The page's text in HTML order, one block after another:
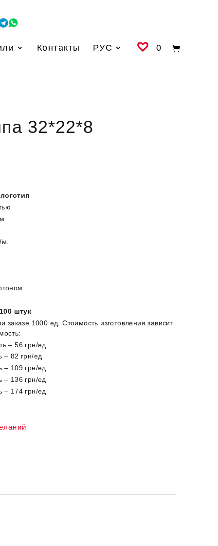
Контакты РУС 0
32*22*8
м.
штук
заказе 1000 ед. Стоимость изготовления зависит
– 56 грн/ед
– 82 грн/ед
– 109 грн/ед
– 136 грн/ед
– 174 грн/ед